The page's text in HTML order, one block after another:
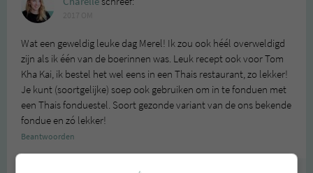
Wat een geweldig leuke dag Merel! Ik zou ook héél overweldigd
zijn als ik één van de boerinnen was. Leuk recept ook voor Tom
Kha Kai, ik bestel het wel eens in een Thais restaurant, zo lekker!
Je kunt (soortgelijke) soep ook gebruiken om in te fonduen met
een Thais fonduestel. Soort gezonde variant van de ons bekende
fondue en zó lekker!
Beantwoorden